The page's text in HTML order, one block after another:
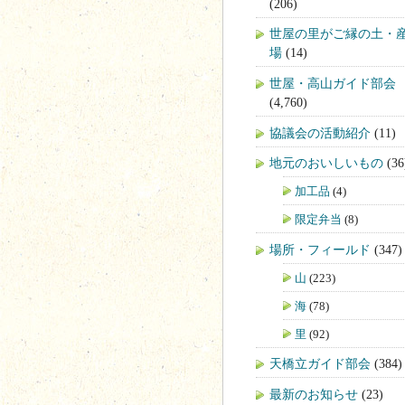
(206)
世屋の里がご縁の土・
場 (14)
世屋・高山ガイド部会
(4,760)
協議会の活動紹介 (11)
地元のおいしいもの
加工品 (4)
限定弁当 (8)
場所・フィールド (347)
山 (223)
海 (78)
里 (92)
天橋立ガイド部会 (384)
最新のお知らせ (23)